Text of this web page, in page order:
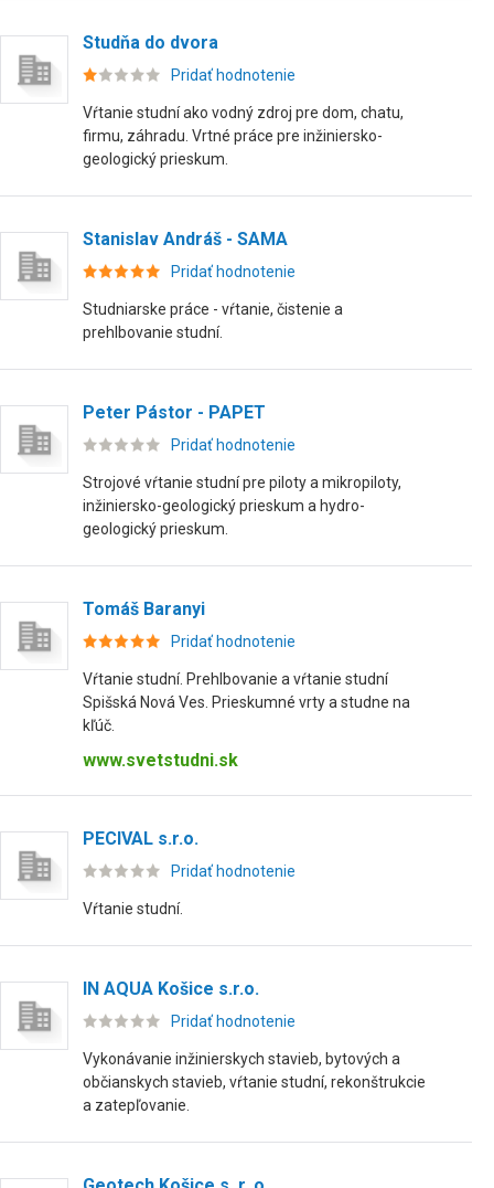
Studňa do dvora
Pridať hodnotenie
Vŕtanie studní ako vodný zdroj pre dom, chatu,
firmu, záhradu. Vrtné práce pre inžiniersko-
geologický prieskum.
Stanislav Andráš - SAMA
Pridať hodnotenie
Studniarske práce - vŕtanie, čistenie a
prehlbovanie studní.
Peter Pástor - PAPET
Pridať hodnotenie
Strojové vŕtanie studní pre piloty a mikropiloty,
inžiniersko-geologický prieskum a hydro-
geologický prieskum.
Tomáš Baranyi
Pridať hodnotenie
Vŕtanie studní. Prehlbovanie a vŕtanie studní
Spišská Nová Ves. Prieskumné vrty a studne na
kľúč.
www.svetstudni.sk
PECIVAL s.r.o.
Pridať hodnotenie
Vŕtanie studní.
IN AQUA Košice s.r.o.
Pridať hodnotenie
Vykonávanie inžinierskych stavieb, bytových a
občianskych stavieb, vŕtanie studní, rekonštrukcie
a zatepľovanie.